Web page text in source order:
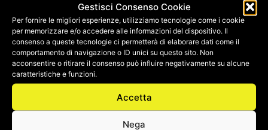
Gestisci Consenso Cookie
Per fornire le migliori esperienze, utilizziamo tecnologie come i cookie
per memorizzare e/o accedere alle informazioni del dispositivo. Il
consenso a queste tecnologie ci permetterà di elaborare dati come il
comportamento di navigazione o ID unici su questo sito. Non
acconsentire o ritirare il consenso può influire negativamente su alcune
caratteristiche e funzioni.
Accetta
Nega
Salva il mio nome, email e sito web in questo
browser per la prossima volta che
commento.